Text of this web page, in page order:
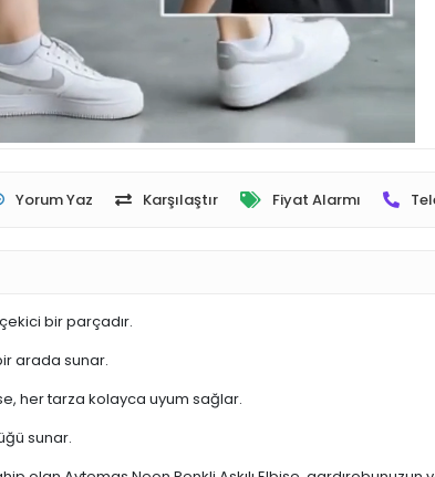
arada sunar.
her tarza kolayca uyum sağlar.
sunar.
olan Aytemas Neon Renkli Askılı Elbise,
Örme